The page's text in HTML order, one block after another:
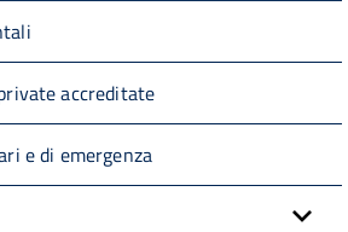
accreditate
e di emergenza